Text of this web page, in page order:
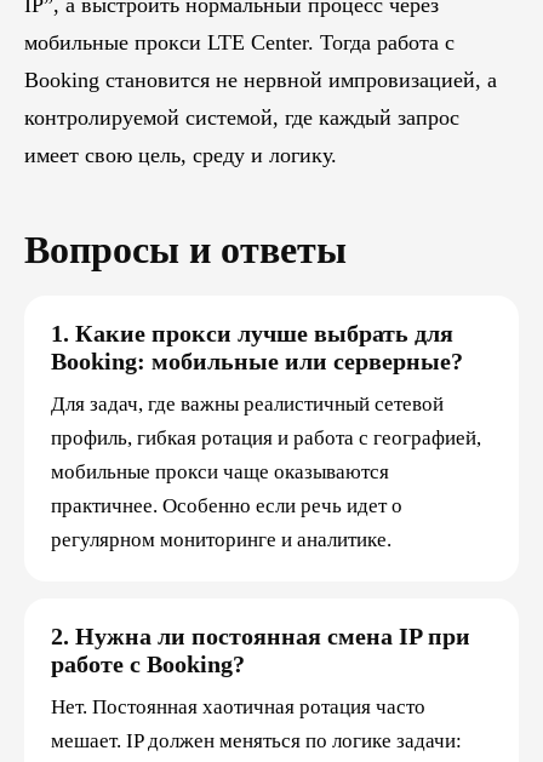
IP”, а выстроить нормальный процесс через
мобильные прокси LTE Center. Тогда работа с
Booking становится не нервной импровизацией, а
контролируемой системой, где каждый запрос
имеет свою цель, среду и логику.
Вопросы и ответы
1. Какие прокси лучше выбрать для
Booking: мобильные или серверные?
Для задач, где важны реалистичный сетевой
профиль, гибкая ротация и работа с географией,
мобильные прокси чаще оказываются
практичнее. Особенно если речь идет о
регулярном мониторинге и аналитике.
2. Нужна ли постоянная смена IP при
работе с Booking?
Нет. Постоянная хаотичная ротация часто
мешает. IP должен меняться по логике задачи: